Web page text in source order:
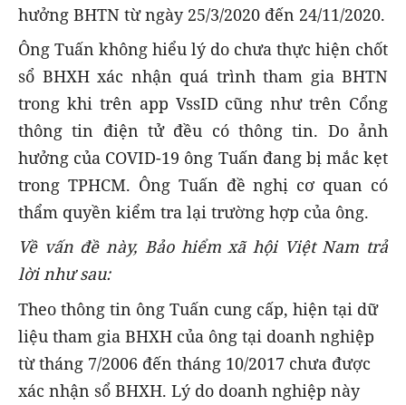
hưởng BHTN từ ngày 25/3/2020 đến 24/11/2020.
Ông Tuấn không hiểu lý do chưa thực hiện chốt
sổ BHXH xác nhận quá trình tham gia BHTN
trong khi trên app VssID cũng như trên Cổng
thông tin điện tử đều có thông tin. Do ảnh
hưởng của COVID-19 ông Tuấn đang bị mắc kẹt
trong TPHCM. Ông Tuấn đề nghị cơ quan có
thẩm quyền kiểm tra lại trường hợp của ông.
Về vấn đề này, Bảo hiểm xã hội Việt Nam trả
lời như sau:
Theo thông tin ông Tuấn cung cấp, hiện tại dữ
liệu tham gia BHXH của ông tại doanh nghiệp
từ tháng 7/2006 đến tháng 10/2017 chưa được
xác nhận sổ BHXH. Lý do doanh nghiệp này